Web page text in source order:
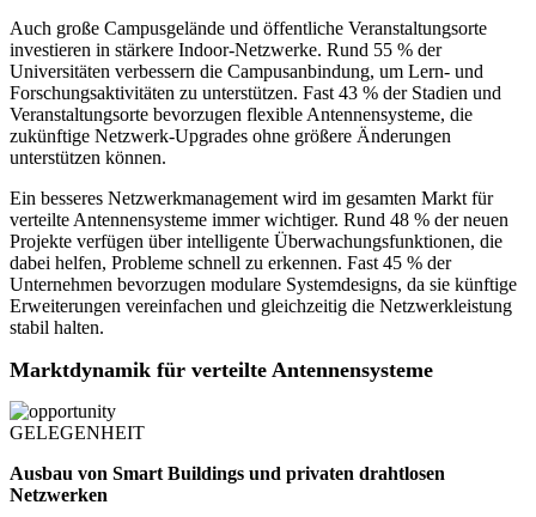
Auch große Campusgelände und öffentliche Veranstaltungsorte
investieren in stärkere Indoor-Netzwerke. Rund 55 % der
Universitäten verbessern die Campusanbindung, um Lern- und
Forschungsaktivitäten zu unterstützen. Fast 43 % der Stadien und
Veranstaltungsorte bevorzugen flexible Antennensysteme, die
zukünftige Netzwerk-Upgrades ohne größere Änderungen
unterstützen können.
Ein besseres Netzwerkmanagement wird im gesamten Markt für
verteilte Antennensysteme immer wichtiger. Rund 48 % der neuen
Projekte verfügen über intelligente Überwachungsfunktionen, die
dabei helfen, Probleme schnell zu erkennen. Fast 45 % der
Unternehmen bevorzugen modulare Systemdesigns, da sie künftige
Erweiterungen vereinfachen und gleichzeitig die Netzwerkleistung
stabil halten.
Marktdynamik für verteilte Antennensysteme
GELEGENHEIT
Ausbau von Smart Buildings und privaten drahtlosen
Netzwerken